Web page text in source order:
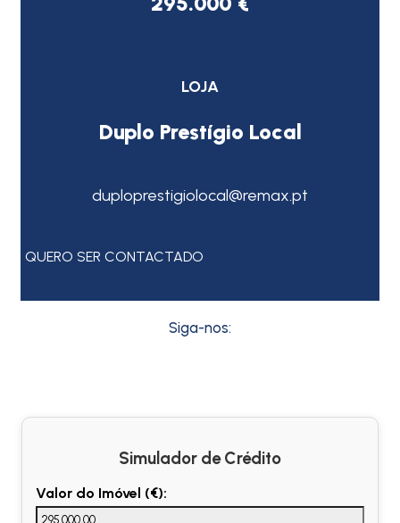
LOJA
Duplo Prestígio Local
duploprestigiolocal@remax.pt
QUERO SER CONTACTADO
Siga-nos:
Simulador de Crédito
Valor do Imóvel (€):